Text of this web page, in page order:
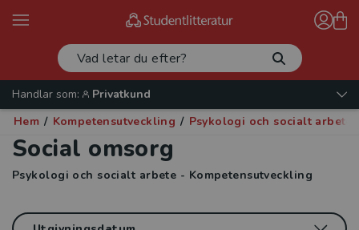
Handlar som:
Privatkund
Hem / Kompetensutveckling / Psykologi och socialt arbete
Social omsorg
Psykologi och socialt arbete - Kompetensutveckling